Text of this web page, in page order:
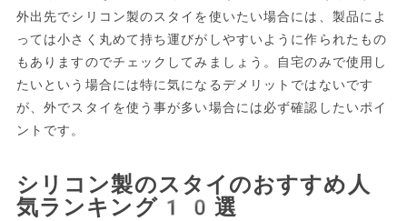
外出先でシリコン製のスタイを使いたい場合には、製品によ
っては小さく丸めて持ち運びがしやすいように作られたもの
もありますのでチェックしてみましょう。自宅のみで使用し
たいという場合には特に気になるデメリットではないです
が、外でスタイを使う事が多い場合には必ず確認したいポイ
ントです。
シリコン製のスタイのおすすめ人
気ランキング10選